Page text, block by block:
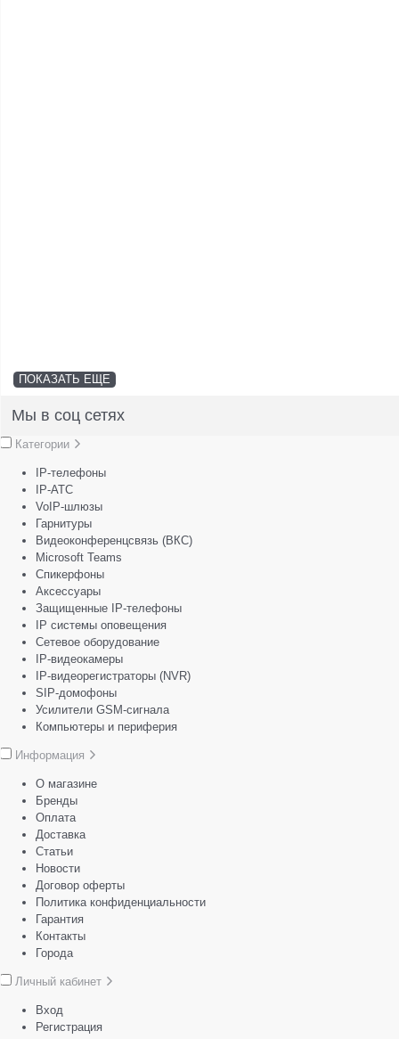
ПОКАЗАТЬ ЕЩЕ
Мы в соц сетях
Категории
IP-телефоны
IP-АТС
VoIP-шлюзы
Гарнитуры
Видеоконференцсвязь (ВКС)
Microsoft Teams
Спикерфоны
Аксессуары
Защищенные IP-телефоны
IP системы оповещения
Сетевое оборудование
IP-видеокамеры
IP-видеорегистраторы (NVR)
SIP-домофоны
Усилители GSM-сигнала
Компьютеры и периферия
Информация
О магазине
Бренды
Оплата
Доставка
Статьи
Новости
Договор оферты
Политика конфиденциальности
Гарантия
Контакты
Города
Личный кабинет
Вход
Регистрация